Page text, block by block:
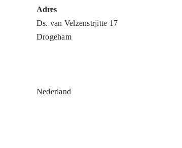
Adres
Ds. van Velzenstrjitte 17
Drogeham
Nederland